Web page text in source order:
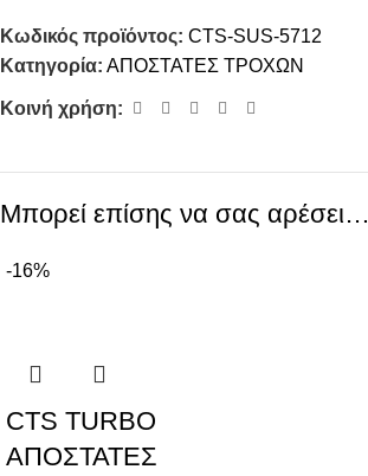
Κωδικός προϊόντος: CTS-SUS-5712
Κατηγορία: ΑΠΟΣΤΑΤΕΣ ΤΡΟΧΩΝ
Κοινή χρήση:
Μπορεί επίσης να σας αρέσει…
-16%
CTS TURBO
ΑΠΟΣΤΑΤΕΣ